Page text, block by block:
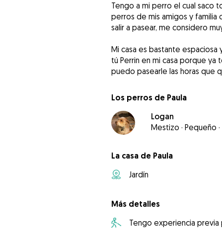
Tengo a mi perro el cual saco
perros de mis amigos y familia
salir a pasear, me considero
Mi casa es bastante
tú Perrin en mi casa porque
puedo pasearle las horas que
Los perros de Paula
Logan
Mestizo · Pequeño ·
La casa de Paula
Jardín
Más detalles
Tengo experiencia